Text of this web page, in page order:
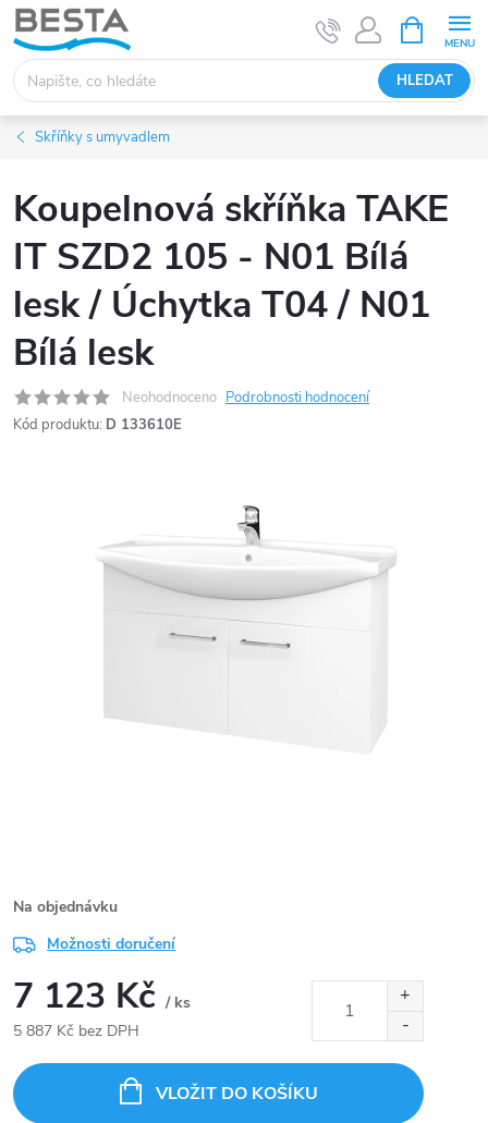
Přejít
na
obsah
HLEDAT
NÁKUPNÍ
KOŠÍK
Skříňky s umyvadlem
Koupelnová skříňka TAKE
IT SZD2 105 - N01 Bílá
lesk / Úchytka T04 / N01
Bílá lesk
Neohodnoceno Podrobnosti hodnocení
Kód produktu: D 133610E
Na objednávku
Možnosti doručení
7 123 Kč / ks
5 887 Kč bez DPH
cena:
VLOŽIT DO KOŠÍKU